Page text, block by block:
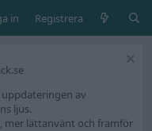
in Registrera
av
ljus.
mer lättanvänt och framför